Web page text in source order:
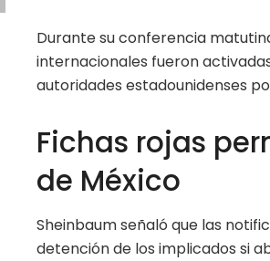
Durante su conferencia
internacionales fueron
autoridades estadounidenses
Fichas rojas
de México
Sheinbaum señaló que las
detención de los implicados si